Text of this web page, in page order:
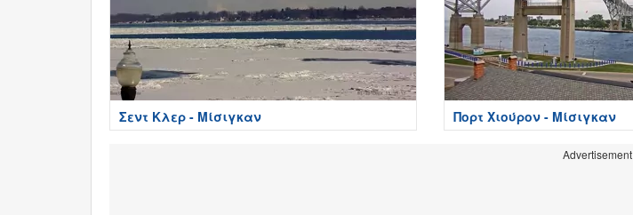
Σεντ Κλερ - Μίσιγκαν Πορτ Χιούρον - Μίσιγκαν
Advertisement